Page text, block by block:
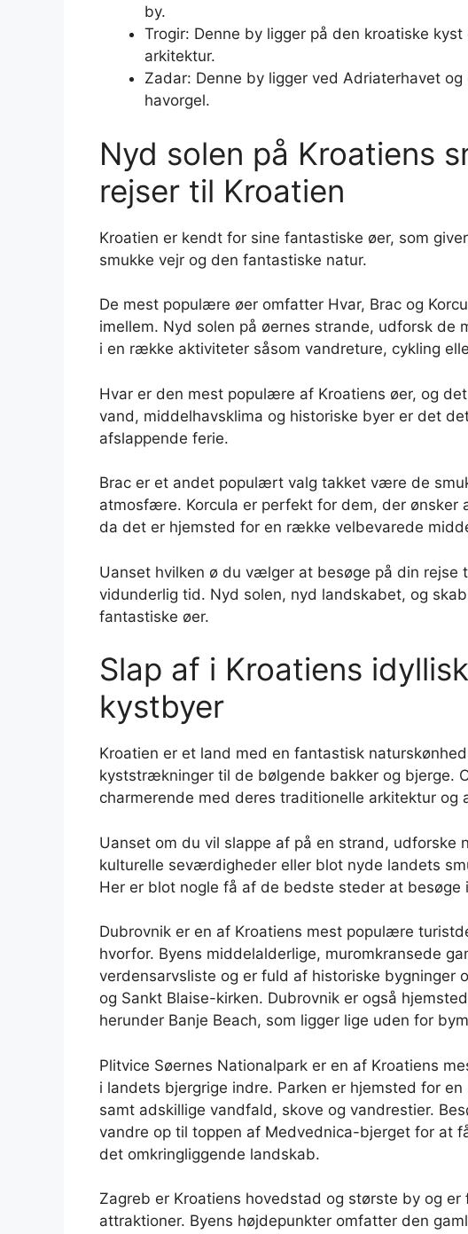
by.
Trogir: Denne by ligger på den kroatiske
arkitektur.
Zadar: Denne by ligger ved Adriaterhavet
havorgel.
Nyd solen på Kroatiens
rejser til Kroatien
Kroatien er kendt for sine fantastiske øer, som
smukke vejr og den fantastiske natur.
De mest populære øer omfatter Hvar, Brac og
imellem. Nyd solen på øernes strande, udforsk de
i en række aktiviteter såsom vandreture, cykling
Hvar er den mest populære af Kroatiens øer, og
vand, middelhavsklima og historiske byer er det
afslappende ferie.
Brac er et andet populært valg takket være de
atmosfære. Korcula er perfekt for dem, der ønsker
da det er hjemsted for en række velbevarede
Uanset hvilken ø du vælger at besøge på din rejse
vidunderlig tid. Nyd solen, nyd landskabet, og
fantastiske øer.
Slap af i Kroatiens
kystbyer
Kroatien er et land med en fantastisk
kyststrækninger til de bølgende bakker og bjerge.
charmerende med deres traditionelle arkitektur og
Uanset om du vil slappe af på en strand, udforske
kulturelle seværdigheder eller blot nyde landets
Her er blot nogle få af de bedste steder at besøge
Dubrovnik er en af Kroatiens mest populære
hvorfor. Byens middelalderlige, muromkransede
verdensarvsliste og er fuld af historiske bygninger
og Sankt Blaise-kirken. Dubrovnik er også
herunder Banje Beach, som ligger lige uden for
Plitvice Søernes Nationalpark er en af Kroatiens
i landets bjergrige indre. Parken er hjemsted for
samt adskillige vandfald, skove og vandrestier.
vandre op til toppen af Medvednica-bjerget for at
det omkringliggende landskab.
Zagreb er Kroatiens hovedstad og største by og
attraktioner. Byens højdepunkter omfatter den